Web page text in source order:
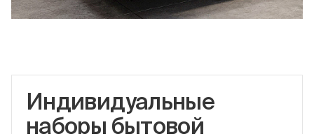
Индивидуальные
наборы бытовой